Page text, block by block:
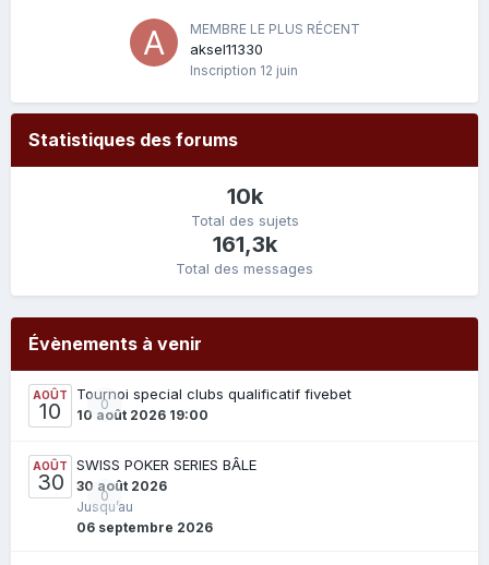
MEMBRE LE PLUS RÉCENT
aksel11330
Inscription 12 juin
Statistiques des forums
10k
Total des sujets
161,3k
Total des messages
Évènements à venir
AOÛT
10 0
Tournoi special clubs qualificatif fivebet
10 août 2026 19:00
AOÛT
30
0
SWISS POKER SERIES BÂLE
30 août 2026
Jusqu’au
06 septembre 2026